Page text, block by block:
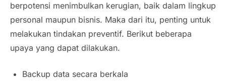
berpotensi menimbulkan kerugian, baik dalam lingkup
personal maupun bisnis. Maka dari itu, penting untuk
melakukan tindakan preventif. Berikut beberapa
upaya yang dapat dilakukan.
Backup data secara berkala